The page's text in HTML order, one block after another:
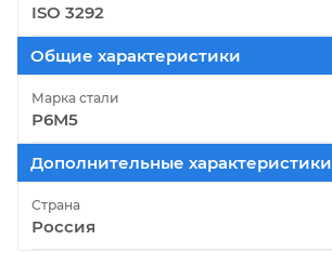
ISO 3292
Общие характеристики
Марка стали
Р6М5
Дополнительные характеристики
Страна
Россия